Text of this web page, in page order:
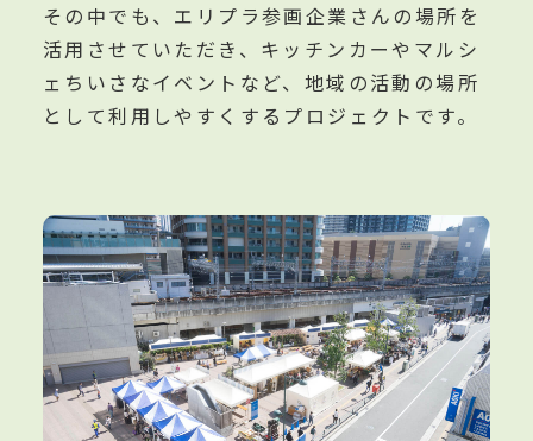
その中でも、エリプラ参画企業さんの場所を
活用させていただき、キッチンカーやマルシ
ェちいさなイベントなど、地域の活動の場所
として利用しやすくするプロジェクトです。